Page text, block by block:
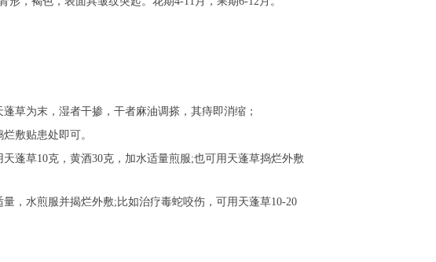
为末，湿者干掺，干者麻油调搽，其痔即消缩；
敷贴患处即可。
草10克，黄酒30克，加水适量煎服;也可用天蓬草捣烂外敷
水煎服并揭烂外敷;比如治疗毒蛇咬伤，可用天蓬草10-20